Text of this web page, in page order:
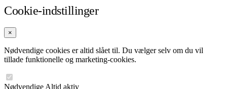
Cookie-indstillinger
×
Nødvendige cookies er altid slået til. Du vælger selv om du vil
tillade funktionelle og marketing-cookies.
Nødvendige Altid aktiv